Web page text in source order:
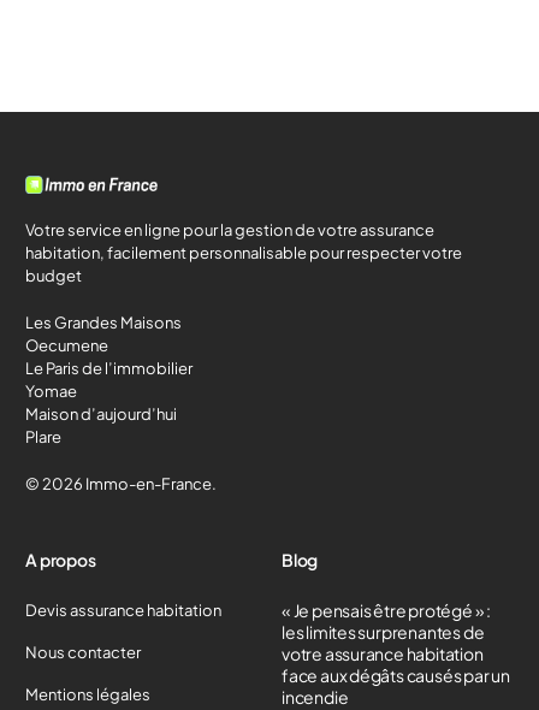
Votre service en ligne pour la gestion de votre assurance
habitation, facilement personnalisable pour respecter votre
budget
Les Grandes Maisons
Oecumene
Le Paris de l’immobilier
Yomae
Maison d’aujourd’hui
Plare
© 2026 Immo-en-France.
A propos
Devis assurance habitation
Nous contacter
Mentions légales
Blog
« Je pensais être protégé » :
les limites surprenantes de
votre assurance habitation
face aux dégâts causés par un
incendie